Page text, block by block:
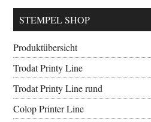
STEMPEL SHOP
Produktübersicht
Trodat Printy Line
Trodat Printy Line rund
Colop Printer Line